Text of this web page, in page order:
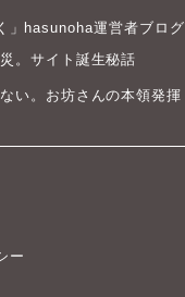
」hasunoha運営者ブログ
。サイト誕生秘話
い。お坊さんの本領発揮
ー